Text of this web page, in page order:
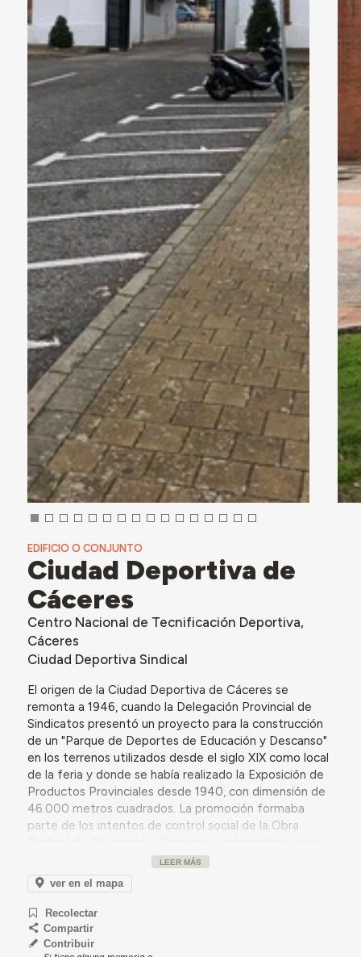
EDIFICIO O CONJUNTO
Ciudad Deportiva de
Cáceres
Centro Nacional de Tecnificación Deportiva,
Cáceres
Ciudad Deportiva Sindical
El origen de la Ciudad Deportiva de Cáceres se
remonta a 1946, cuando la Delegación Provincial de
Sindicatos presentó un proyecto para la construcción
de un "Parque de Deportes de Educación y Descanso"
en los terrenos utilizados desde el siglo XIX como local
de la feria y donde se había realizado la Exposición de
Productos Provinciales desde 1940, con dimensión de
46.000 metros cuadrados. La promoción formaba
parte de los intentos de control social de la Obra
desarrollo físico y cultural de la población. La Ciudad
Deportiva Sindical llevaría por nombre José Sanz
Catalán, Delegado Provincial de Sindicatos en Cáceres
y valedor de la idea de su construcción.
SegúnFernando Jímenez Berrocal
construir el complejo deportivo en dos fases: la
LEER MÁS
ver en el mapa
Recolectar
Compartir
Contribuir